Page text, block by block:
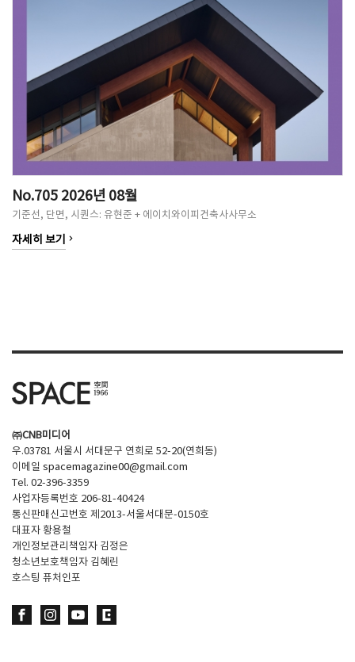
No.705 2026년 08월
기준선, 단면, 시퀀스: 유현준 + 에이치와이피건축사사무소
자세히 보기 keyboard_arrow_right
㈜CNB미디어
우.03781 서울시 서대문구 연희로 52-20(연희동)
이메일 spacemagazine00@gmail.com
Tel. 02-396-3359
사업자등록번호 206-81-40424
통신판매신고번호 제2013-서울서대문-0150호
대표자 황용철
개인정보관리책임자 김정은
청소년보호책임자 김혜린
호스팅 퓨처인포